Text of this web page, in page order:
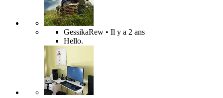
GessikaRew • Il y a 2 ans
Hello.